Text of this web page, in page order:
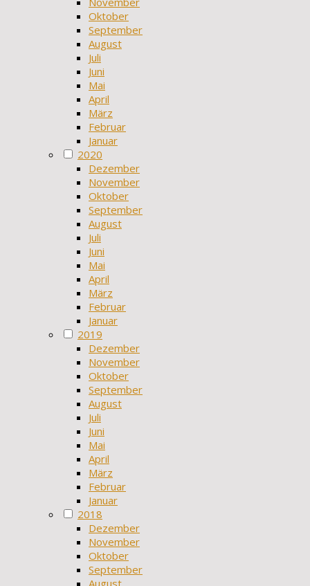
Oktober
September
August
Juli
Juni
Mai
April
März
Februar
Januar
2020
Dezember
November
Oktober
September
August
Juli
Juni
Mai
April
März
Februar
Januar
2019
Dezember
November
Oktober
September
August
Juli
Juni
Mai
April
März
Februar
Januar
2018
Dezember
November
Oktober
September